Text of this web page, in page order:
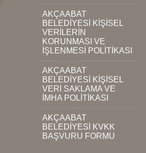
AKÇAABAT
BELEDİYESİ KİŞİSEL
VERİLERİN
KORUNMASI VE
İŞLENMESİ POLİTİKASI
AKÇAABAT
BELEDİYESİ KİŞİSEL
VERİ SAKLAMA VE
İMHA POLİTİKASI
AKÇAABAT
BELEDİYESİ KVKK
BAŞVURU FORMU